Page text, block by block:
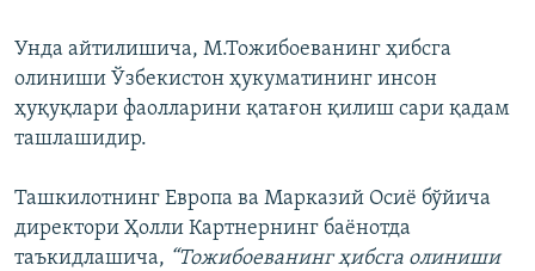
Унда айтилишича, М.Тожибоеванинг ҳибсга
олиниши Ўзбекистон ҳукуматининг инсон
ҳуқуқлари фаолларини қатағон қилиш сари қадам
ташлашидир.
Ташкилотнинг Европа ва Марказий Осиё бўйича
директори Ҳолли Картнернинг баёнотда
таъкидлашича, “Тожибоеванинг ҳибсга олиниши